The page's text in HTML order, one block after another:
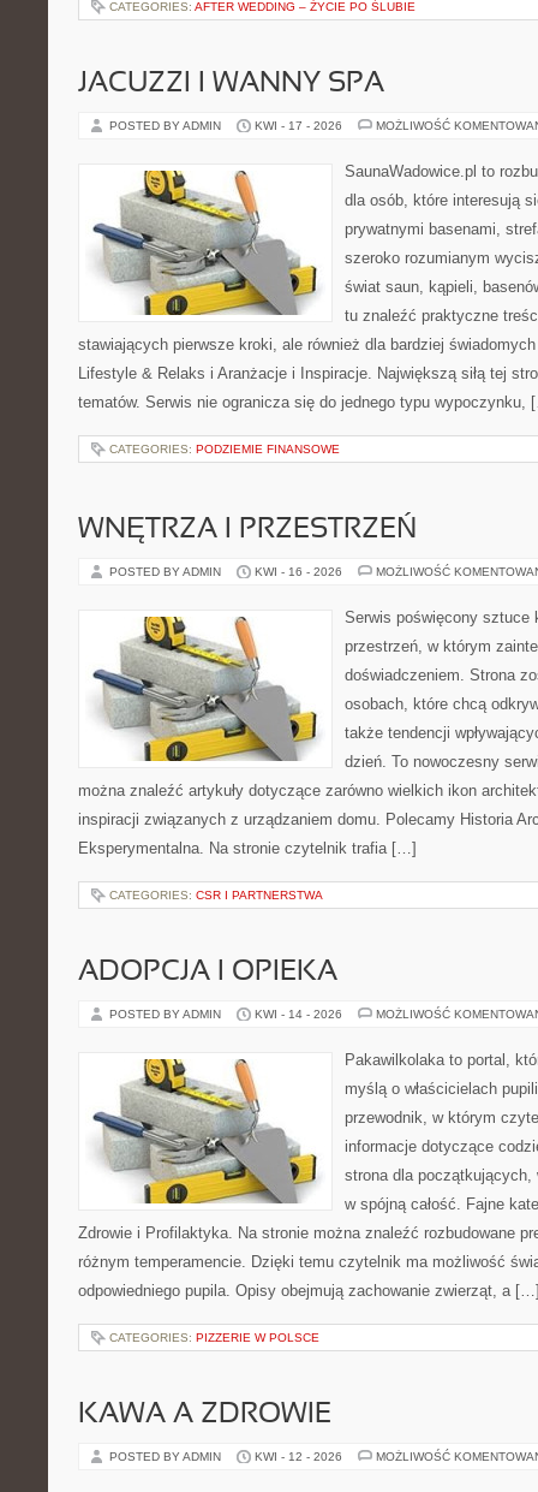
CATEGORIES: AFTER WEDDING – ŻYCIE PO ŚLUBIE
JACUZZI I WANNY SPA
POSTED BY ADMIN KWI - 17 - 2026 MOŻLIWOŚĆ
SaunaWadowice.pl to
dla osób, które interesują
prywatnymi basenami,
szeroko rozumianym
świat saun, kąpieli,
tu znaleźć praktyczne
stawiających pierwsze kroki, ale również dla bardziej
Lifestyle & Relaks i Aranżacje i Inspiracje. Największą siłą tej
tematów. Serwis nie ogranicza się do jednego typu wypoczynku,
CATEGORIES: PODZIEMIE FINANSOWE
WNĘTRZA I PRZESTRZEŃ
POSTED BY ADMIN KWI - 16 - 2026 MOŻLIWOŚĆ
Serwis poświęcony sztuce
przestrzeń, w którym
doświadczeniem. Strona
osobach, które chcą
także tendencji
dzień. To nowoczesny
można znaleźć artykuły dotyczące zarówno wielkich ikon
inspiracji związanych z urządzaniem domu. Polecamy Historia
Eksperymentalna. Na stronie czytelnik trafia […]
CATEGORIES: CSR I PARTNERSTWA
ADOPCJA I OPIEKA
POSTED BY ADMIN KWI - 14 - 2026 MOŻLIWOŚĆ
Pakawilkolaka to portal,
myślą o właścicielach
przewodnik, w którym
informacje dotyczące
strona dla początkujących,
w spójną całość. Fajne
Zdrowie i Profilaktyka. Na stronie można znaleźć rozbudowane
różnym temperamencie. Dzięki temu czytelnik ma możliwość
odpowiedniego pupila. Opisy obejmują zachowanie zwierząt, a
CATEGORIES: PIZZERIE W POLSCE
KAWA A ZDROWIE
POSTED BY ADMIN KWI - 12 - 2026 MOŻLIWOŚĆ